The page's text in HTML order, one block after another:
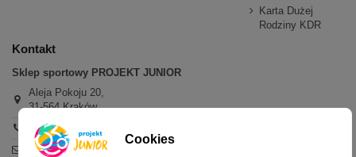
Karta Dużej
Rodziny KDR
Kontakt
Sklep sportowy PROJEKT JUNIOR
Aleja Pokoju 20,
31-564 Kraków
+48 600 779 897
sklep@projektjunior.pl
Cookies